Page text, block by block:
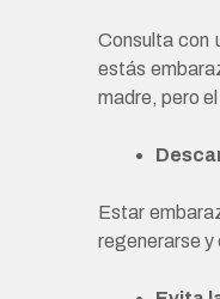
Consulta con
estás
madre, pero
Estar
regenerarse y